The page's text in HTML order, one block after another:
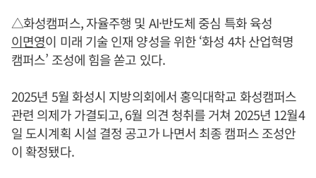
△화성캠퍼스, 자율주행 및 AI·반도체 중심 특화 육성
이면영이 미래 기술 인재 양성을 위한 ‘화성 4차 산업혁명
캠퍼스’ 조성에 힘을 쏟고 있다.
2025년 5월 화성시 지방의회에서 홍익대학교 화성캠퍼스
관련 의제가 가결되고, 6월 의견 청취를 거쳐 2025년 12월4
일 도시계획 시설 결정 공고가 나면서 최종 캠퍼스 조성안
이 확정됐다.